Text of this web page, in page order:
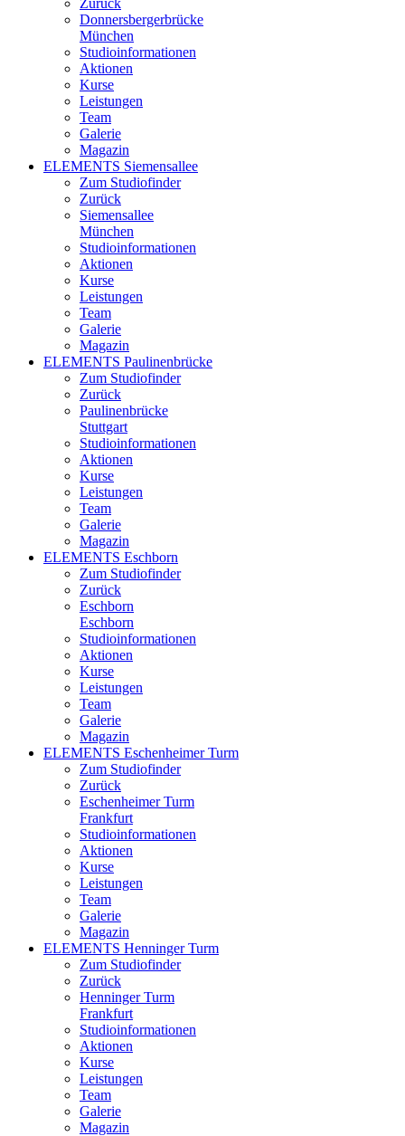
Zurück
Donners­berger­brücke
München
Studioinformationen
Aktionen
Kurse
Leistungen
Team
Galerie
Magazin
ELEMENTS Siemensallee
Zum Studiofinder
Zurück
Siemens­allee
München
Studioinformationen
Aktionen
Kurse
Leistungen
Team
Galerie
Magazin
ELEMENTS Paulinenbrücke
Zum Studiofinder
Zurück
Paulinen­brücke
Stuttgart
Studioinformationen
Aktionen
Kurse
Leistungen
Team
Galerie
Magazin
ELEMENTS Eschborn
Zum Studiofinder
Zurück
Esch­born
Eschborn
Studioinformationen
Aktionen
Kurse
Leistungen
Team
Galerie
Magazin
ELEMENTS Eschenheimer Turm
Zum Studiofinder
Zurück
Eschen­heimer Turm
Frankfurt
Studioinformationen
Aktionen
Kurse
Leistungen
Team
Galerie
Magazin
ELEMENTS Henninger Turm
Zum Studiofinder
Zurück
Henninger Turm
Frankfurt
Studioinformationen
Aktionen
Kurse
Leistungen
Team
Galerie
Magazin